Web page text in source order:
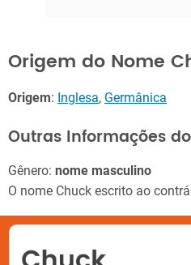
Origem do Nome
Origem: Inglesa, Germânica
Outras Informações
Gênero: nome masculino
O nome Chuck escrito ao